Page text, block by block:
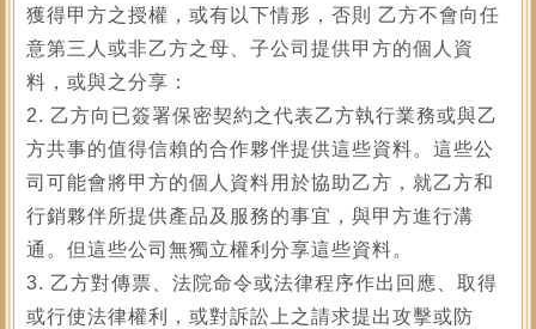
獲得甲方之授權，或有以下情形，否則 乙方不會向任
意第三人或非乙方之母、子公司提供甲方的個人資
料，或與之分享：
2. 乙方向已簽署保密契約之代表乙方執行業務或與乙
方共事的值得信賴的合作夥伴提供這些資料。這些公
司可能會將甲方的個人資料用於協助乙方，就乙方和
行銷夥伴所提供產品及服務的事宜，與甲方進行溝
通。但這些公司無獨立權利分享這些資料。
3. 乙方對傳票、法院命令或法律程序作出回應、取得
或行使法律權利，或對訴訟上之請求提出攻擊或防